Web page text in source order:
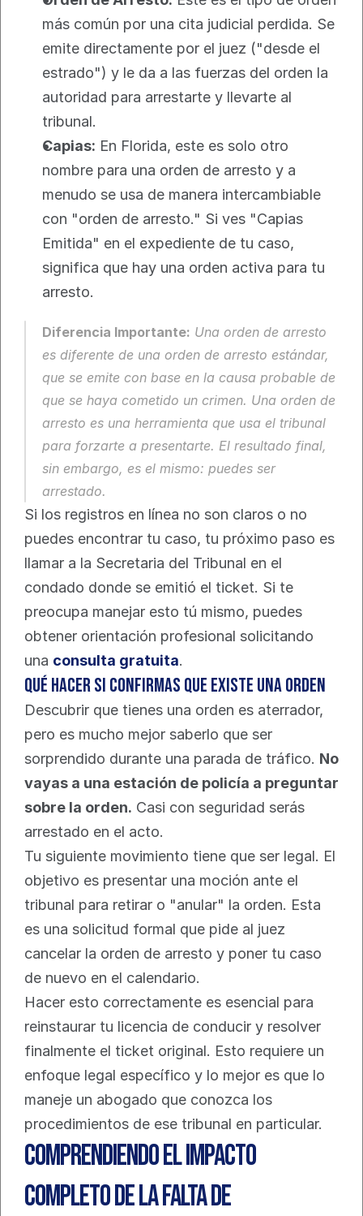
más común por una cita judicial perdida. Se
emite directamente por el juez ("desde el
estrado") y le da a las fuerzas del orden la
autoridad para arrestarte y llevarte al
tribunal.
Capias: En Florida, este es solo otro
nombre para una orden de arresto y a
menudo se usa de manera intercambiable
con "orden de arresto." Si ves "Capias
Emitida" en el expediente de tu caso,
significa que hay una orden activa para tu
arresto.
Diferencia Importante: Una orden de arresto
es diferente de una orden de arresto estándar,
que se emite con base en la causa probable de
que se haya cometido un crimen. Una orden de
arresto es una herramienta que usa el tribunal
para forzarte a presentarte. El resultado final,
sin embargo, es el mismo: puedes ser
arrestado.
Si los registros en línea no son claros o no
puedes encontrar tu caso, tu próximo paso es
llamar a la Secretaria del Tribunal en el
condado donde se emitió el ticket. Si te
preocupa manejar esto tú mismo, puedes
obtener orientación profesional solicitando
una consulta gratuita.
Qué Hacer Si Confirmas Que Existe Una Orden
Descubrir que tienes una orden es aterrador,
pero es mucho mejor saberlo que ser
sorprendido durante una parada de tráfico. No
vayas a una estación de policía a preguntar
sobre la orden. Casi con seguridad serás
arrestado en el acto.
Tu siguiente movimiento tiene que ser legal. El
objetivo es presentar una moción ante el
tribunal para retirar o "anular" la orden. Esta
es una solicitud formal que pide al juez
cancelar la orden de arresto y poner tu caso
de nuevo en el calendario.
Hacer esto correctamente es esencial para
reinstaurar tu licencia de conducir y resolver
finalmente el ticket original. Esto requiere un
enfoque legal específico y lo mejor es que lo
maneje un abogado que conozca los
procedimientos de ese tribunal en particular.
Comprendiendo El Impacto
Completo de la Falta de